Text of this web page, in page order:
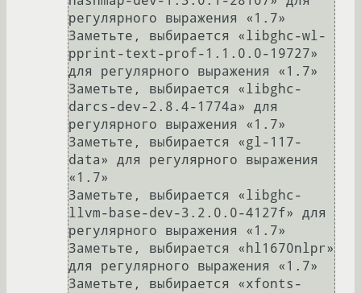
регулярного выражения «1.7»
Заметьте, выбирается «libghc-wl-
pprint-text-prof-1.1.0.0-19727»
для регулярного выражения «1.7»
Заметьте, выбирается «libghc-
darcs-dev-2.8.4-1774a» для
регулярного выражения «1.7»
Заметьте, выбирается «gl-117-
data» для регулярного выражения
«1.7»
Заметьте, выбирается «libghc-
llvm-base-dev-3.2.0.0-4127f» для
регулярного выражения «1.7»
Заметьте, выбирается «hl1670nlpr»
для регулярного выражения «1.7»
Заметьте, выбирается «xfonts-